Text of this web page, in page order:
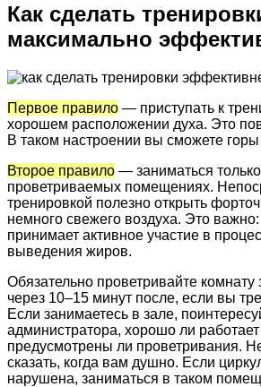
Как сделать
максимально
Первое правило — приступать к
хорошем расположении духа. Это
В таком настроении вы сможете горы
Второе правило — заниматься
проветриваемых помещениях.
тренировкой полезно открыть
немного свежего воздуха. Это
принимает активное участие в
выведения жиров.
Обязательно проветривайте комнату
через 10–15 минут после, если вы
Если занимаетесь в зале,
администратора, хорошо ли
предусмотрены ли проветривания.
сказать, когда вам душно. Если
нарушена, заниматься в таком